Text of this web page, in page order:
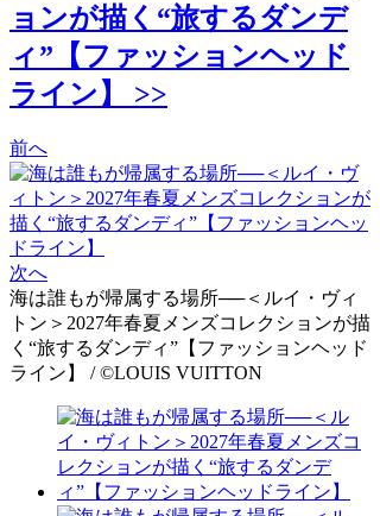
ョンが描く“旅するダンデ
ィ”【ファッションヘッド
ライン】 >>
前へ
次へ
海は誰もが帰属する場所──＜ルイ・ヴィ
トン＞2027年春夏メンズコレクションが描
く“旅するダンディ”【ファッションヘッド
ライン】 / ©LOUIS VUITTON